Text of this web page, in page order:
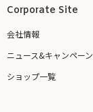
Corporate Site
会社情報
ニュース&キャンペーン
ショップ一覧